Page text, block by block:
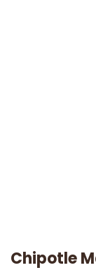
Chipotle